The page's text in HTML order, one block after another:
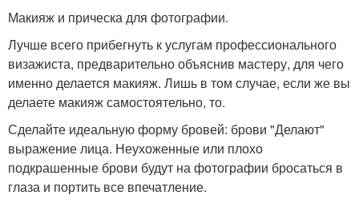
Макияж и прическа для фотографии.
Лучше всего прибегнуть к услугам профессионального
визажиста, предварительно объяснив мастеру, для чего
именно делается макияж. Лишь в том случае, если же вы
делаете макияж самостоятельно, то.
Сделайте идеальную форму бровей: брови "Делают"
выражение лица. Неухоженные или плохо
подкрашенные брови будут на фотографии бросаться в
глаза и портить все впечатление.